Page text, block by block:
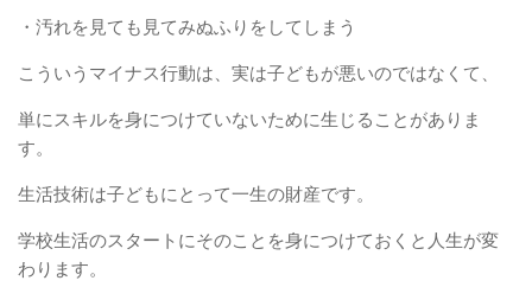
・汚れを見ても見てみぬふりをしてしまう
こういうマイナス行動は、実は子どもが悪いのではなくて、
単にスキルを身につけていないために生じることがありま
す。
生活技術は子どもにとって一生の財産です。
学校生活のスタートにそのことを身につけておくと人生が変
わります。